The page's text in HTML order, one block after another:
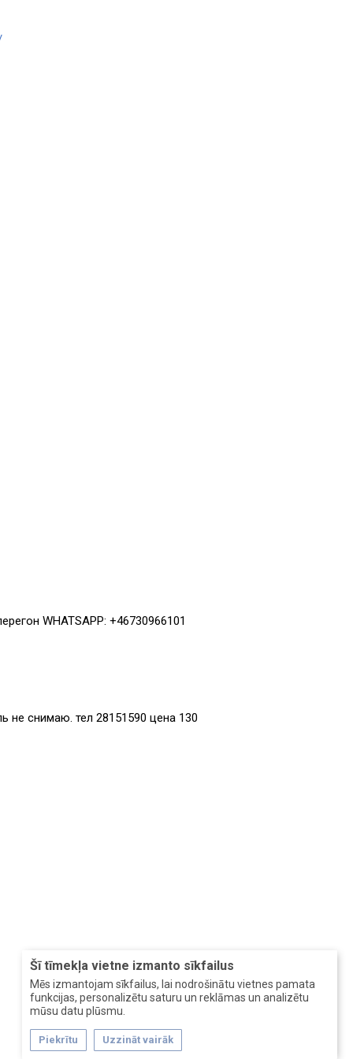
Šī tīmekļa vietne izmanto sīkfailus
Mēs izmantojam sīkfailus, lai nodrošinātu vietnes pamata
funkcijas, personalizētu saturu un reklāmas un analizētu
mūsu datu plūsmu.
Piekrītu Uzzināt vairāk
WHATSAPP: +46730966101
не снимаю. тел 28151590 цена 130